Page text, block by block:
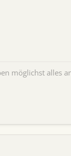
möglichst alles